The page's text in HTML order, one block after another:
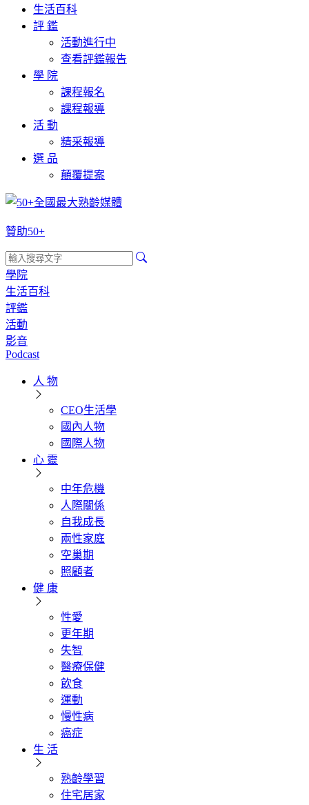
生活百科
評 鑑
活動進行中
查看評鑑報告
學 院
課程報名
課程報導
活 動
精采報導
選 品
顛覆提案
贊助50+
學院
生活百科
評鑑
活動
影音
Podcast
人 物
CEO生活學
國內人物
國際人物
心 靈
中年危機
人際關係
自我成長
兩性家庭
空巢期
照顧者
健 康
性愛
更年期
失智
醫療保健
飲食
運動
慢性病
癌症
生 活
熟齡學習
住宅居家